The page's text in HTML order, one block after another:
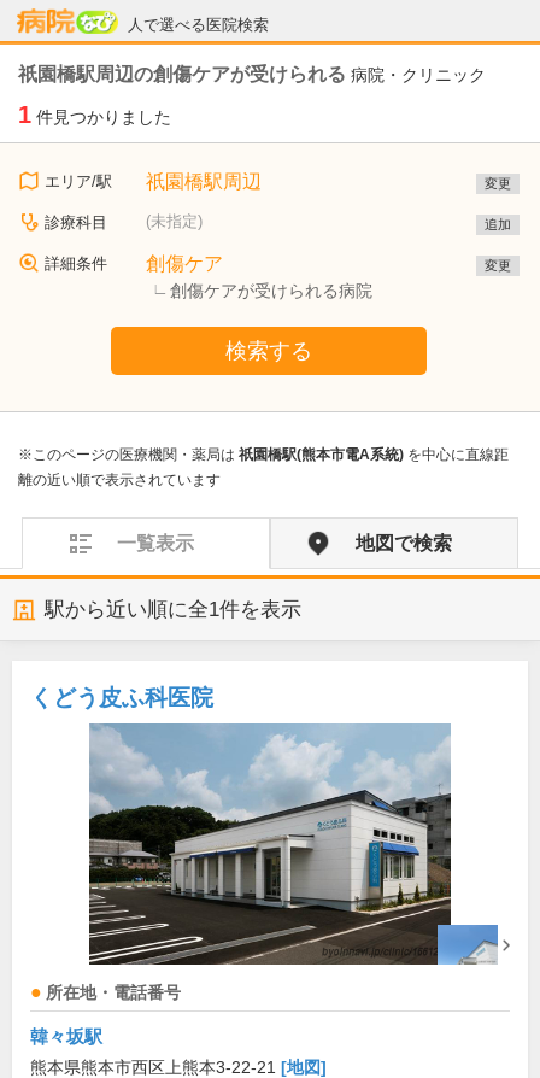
人で選べる医院検索
病院なび
祇園橋駅周辺の創傷ケアが受けられる 病院・クリニック
1 件見つかりました
エリア/駅 祇園橋駅周辺 変更
診療科目 (未指定) 追加
詳細条件 創傷ケア
創傷ケアが受けられる病院
変更
検索する
※このページの医療機関・薬局は 祇園橋駅(熊本市電A系統) を中心に直線距
離の近い順で表示されています
一覧表示 地図で検索
駅から近い順に全1件を表示
くどう皮ふ科医院
所在地・電話番号
韓々坂駅
熊本県熊本市西区上熊本3-22-21 [地図]